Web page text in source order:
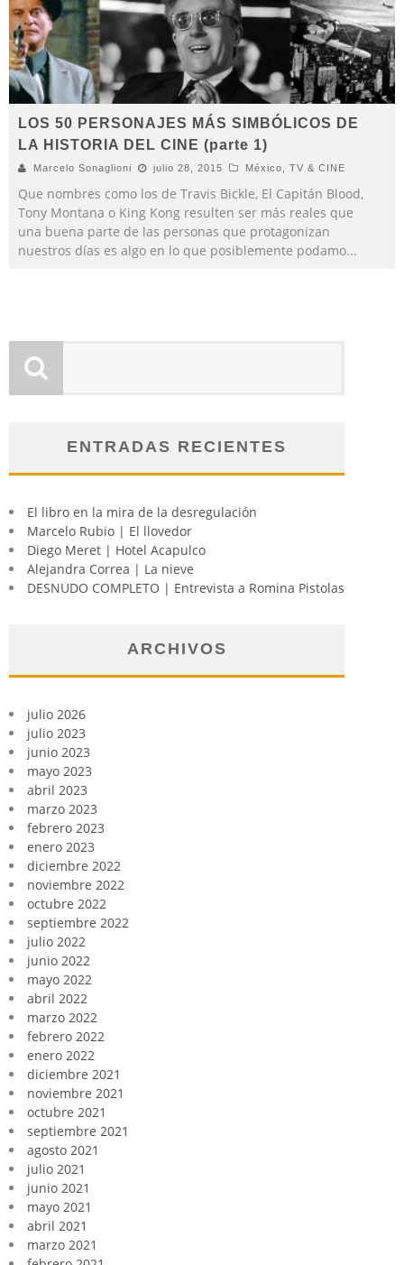
LOS 50 PERSONAJES MÁS SIMBÓLICOS DE
LA HISTORIA DEL CINE (parte 1)
Marcelo Sonaglioni julio 28, 2015 México TV & CINE
Que nombres como los de Travis Bickle, El Capitán Blood,
Tony Montana o King Kong resulten ser más reales que
una buena parte de las personas que protagonizan
nuestros días es algo en lo que posiblemente podamo...
ENTRADAS RECIENTES
El libro en la mira de la desregulación
Marcelo Rubio | El llovedor
Diego Meret | Hotel Acapulco
Alejandra Correa | La nieve
DESNUDO COMPLETO | Entrevista a Romina Pistolas
ARCHIVOS
julio 2026
julio 2023
junio 2023
mayo 2023
abril 2023
marzo 2023
febrero 2023
enero 2023
diciembre 2022
noviembre 2022
octubre 2022
septiembre 2022
julio 2022
junio 2022
mayo 2022
abril 2022
marzo 2022
febrero 2022
enero 2022
diciembre 2021
noviembre 2021
octubre 2021
septiembre 2021
agosto 2021
julio 2021
junio 2021
mayo 2021
abril 2021
marzo 2021